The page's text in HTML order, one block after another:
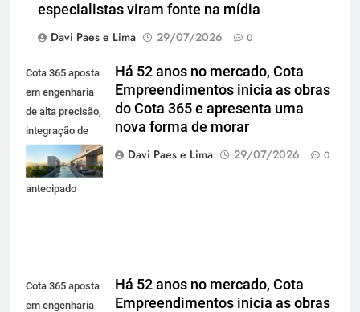
especialistas viram fonte na mídia
Davi Paes e Lima
29/07/2026 0
Cota 365 aposta
em engenharia
de alta precisão,
integração de
projetos e
planejamento
antecipado
Há 52 anos no mercado, Cota
Empreendimentos inicia as obras
do Cota 365 e apresenta uma
nova forma de morar
Davi Paes e Lima
29/07/2026 0
Cota 365 aposta
em engenharia
Há 52 anos no mercado, Cota
Empreendimentos inicia as obras